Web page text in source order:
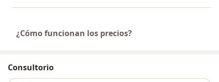
¿Cómo funcionan los precios?
Consultorio